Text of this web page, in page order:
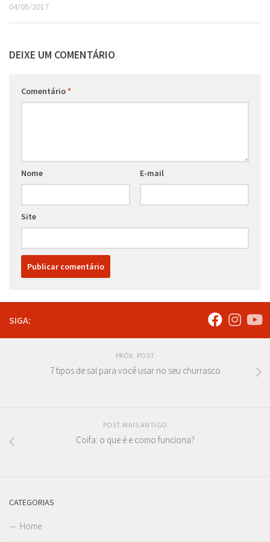
04/05/2017
DEIXE UM COMENTÁRIO
Comentário*
Nome E-mail
Site
SIGA:
PRÓX. POST
7 tipos de sal para você usar no seu churrasco
POST MAIS ANTIGO
Coifa: o que é e como funciona?
CATEGORIAS
Home